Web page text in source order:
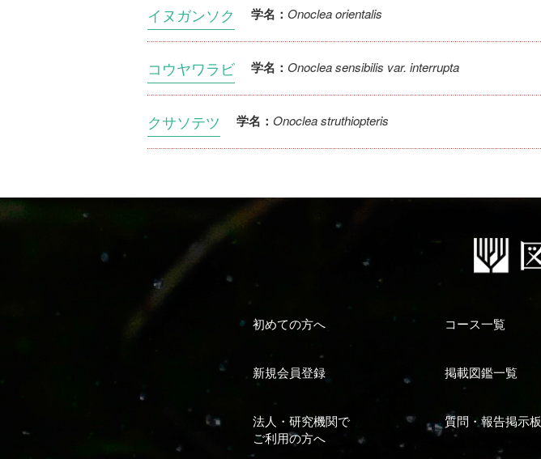
イヌガンソク 学名： Onoclea orientalis
コウヤワラビ 学名： Onoclea sensibilis var. interrupta
クサソテツ 学名： Onoclea struthiopteris
初めての方へ コース一覧
新規会員登録 掲載図鑑一覧
法人・研究機関で
ご利用の方へ
質問・報告掲示板